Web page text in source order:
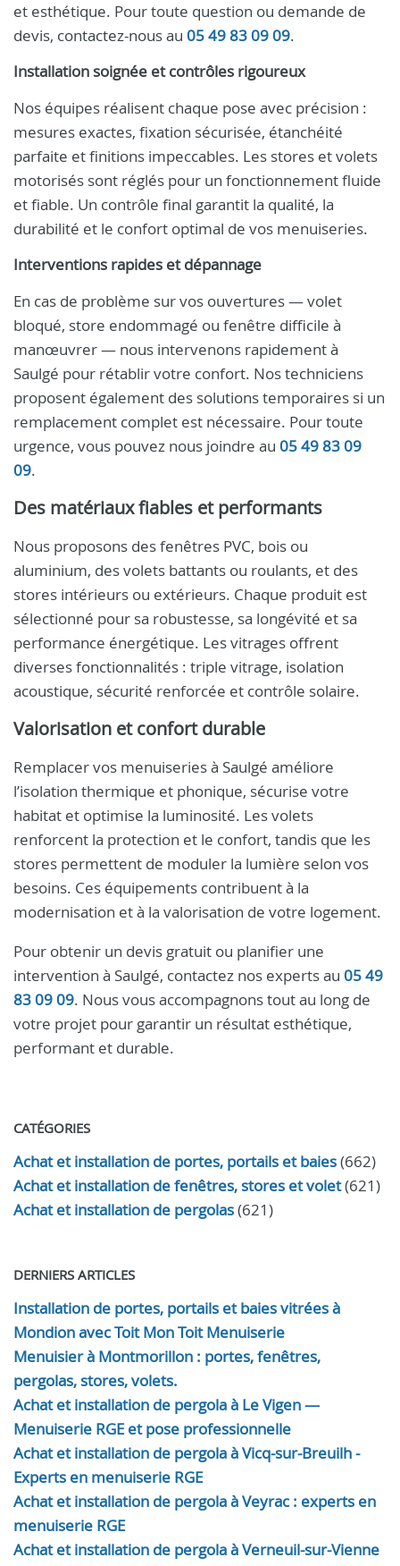
et esthétique. Pour toute question ou demande de
devis, contactez-nous au 05 49 83 09 09.
Installation soignée et contrôles rigoureux
Nos équipes réalisent chaque pose avec précision :
mesures exactes, fixation sécurisée, étanchéité
parfaite et finitions impeccables. Les stores et volets
motorisés sont réglés pour un fonctionnement fluide
et fiable. Un contrôle final garantit la qualité, la
durabilité et le confort optimal de vos menuiseries.
Interventions rapides et dépannage
En cas de problème sur vos ouvertures — volet
bloqué, store endommagé ou fenêtre difficile à
manœuvrer — nous intervenons rapidement à
Saulgé pour rétablir votre confort. Nos techniciens
proposent également des solutions temporaires si un
remplacement complet est nécessaire. Pour toute
urgence, vous pouvez nous joindre au 05 49 83 09
09.
Des matériaux fiables et performants
Nous proposons des fenêtres PVC, bois ou
aluminium, des volets battants ou roulants, et des
stores intérieurs ou extérieurs. Chaque produit est
sélectionné pour sa robustesse, sa longévité et sa
performance énergétique. Les vitrages offrent
diverses fonctionnalités : triple vitrage, isolation
acoustique, sécurité renforcée et contrôle solaire.
Valorisation et confort durable
Remplacer vos menuiseries à Saulgé améliore
l’isolation thermique et phonique, sécurise votre
habitat et optimise la luminosité. Les volets
renforcent la protection et le confort, tandis que les
stores permettent de moduler la lumière selon vos
besoins. Ces équipements contribuent à la
modernisation et à la valorisation de votre logement.
Pour obtenir un devis gratuit ou planifier une
intervention à Saulgé, contactez nos experts au 05 49
83 09 09. Nous vous accompagnons tout au long de
votre projet pour garantir un résultat esthétique,
performant et durable.
CATÉGORIES
Achat et installation de portes, portails et baies(662)
Achat et installation de fenêtres, stores et volet(621)
Achat et installation de pergolas(621)
DERNIERS ARTICLES
Installation de portes, portails et baies vitrées à
Mondion avec Toit Mon Toit Menuiserie
Menuisier à Montmorillon : portes, fenêtres,
pergolas, stores, volets.
Achat et installation de pergola à Le Vigen —
Menuiserie RGE et pose professionnelle
Achat et installation de pergola à Vicq-sur-Breuilh -
Experts en menuiserie RGE
Achat et installation de pergola à Veyrac : experts en
menuiserie RGE
Achat et installation de pergola à Verneuil-sur-Vienne